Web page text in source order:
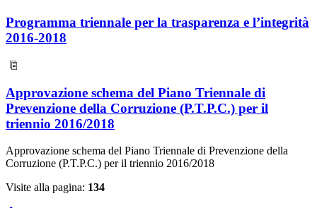
Programma triennale per la trasparenza e l’integrità
2016-2018
Approvazione schema del Piano Triennale di
Prevenzione della Corruzione (P.T.P.C.) per il
triennio 2016/2018
Approvazione schema del Piano Triennale di Prevenzione della
Corruzione (P.T.P.C.) per il triennio 2016/2018
Visite alla pagina: 134